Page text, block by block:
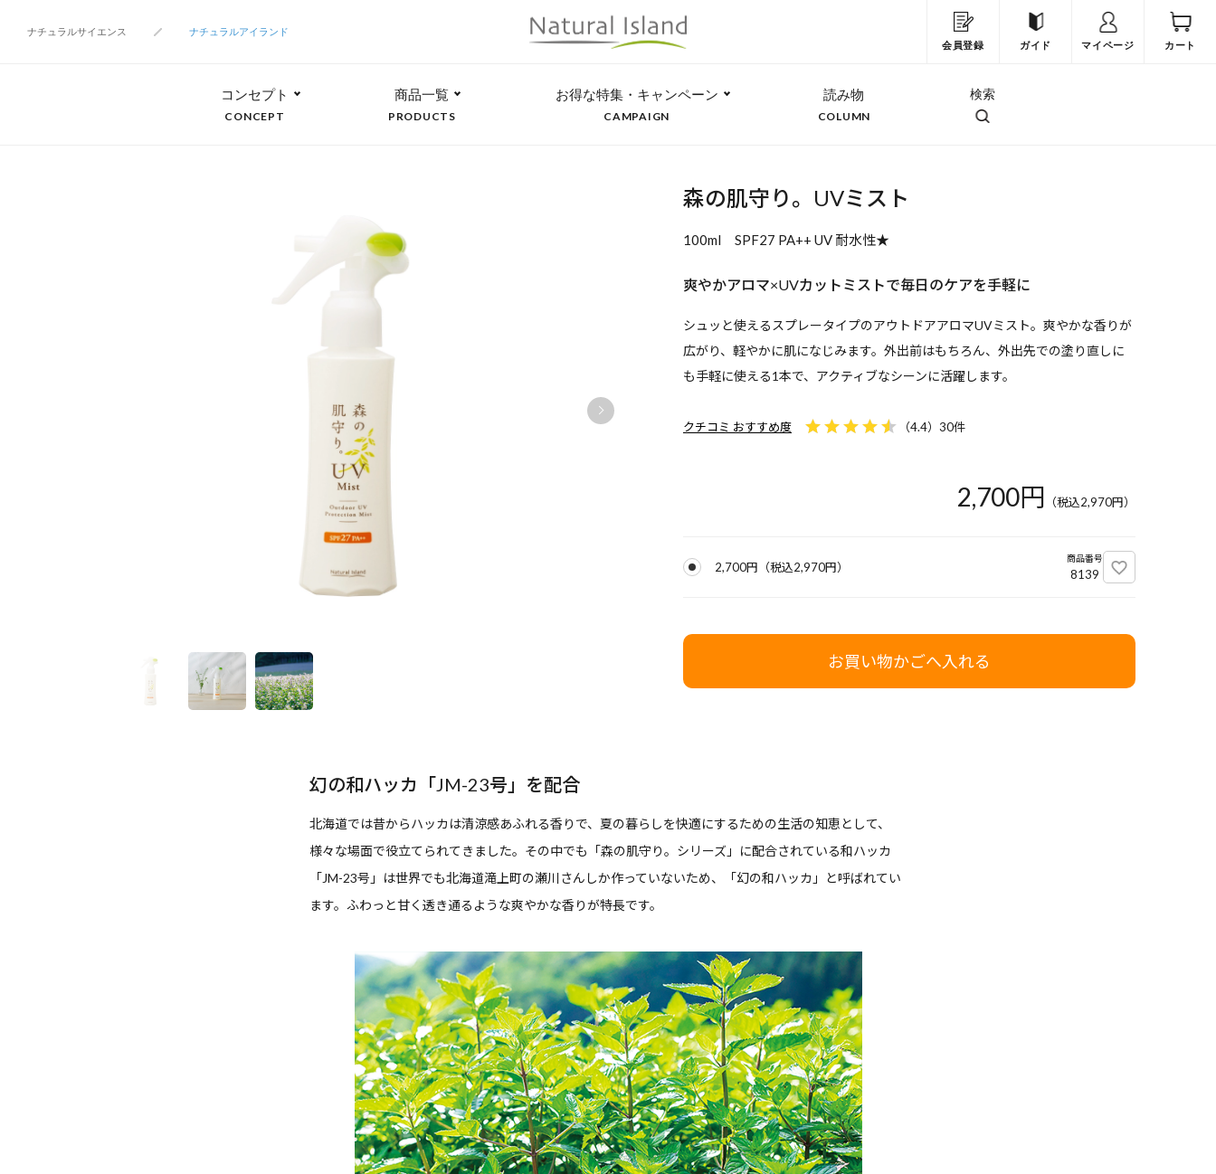
ナチュラルサイエンス
ナチュラルアイランド
会員登録
ガイド マイページ カート
コンセプト
CONCEPT
商品一覧
PRODUCTS
お得な特集・キャンペーン
CAMPAIGN
読み物
COLUMN
検索
森の肌守り。UVミスト
100ml SPF27 PA++ UV 耐水性★
爽やかアロマ×UVカットミストで毎日のケアを手軽に
シュッと使えるスプレータイプのアウトドアアロマUVミスト。爽やかな香りが
広がり、軽やかに肌になじみます。外出前はもちろん、外出先での塗り直しに
も手軽に使える1本で、アクティブなシーンに活躍します。
クチコミ おすすめ度 （4.4） 30件
2,700円 （税込2,970円）
2,700円 （税込2,970円）
商品番号
8139
お買い物かごへ入れる
幻の和ハッカ「JM-23号」を配合
北海道では昔からハッカは清涼感あふれる香りで、夏の暮らしを快適にするための生活の知恵として、
様々な場面で役立てられてきました。その中でも「森の肌守り。シリーズ」に配合されている和ハッカ
「JM-23号」は世界でも北海道滝上町の瀬川さんしか作っていないため、「幻の和ハッカ」と呼ばれてい
ます。ふわっと甘く透き通るような爽やかな香りが特長です。